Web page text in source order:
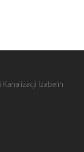
Izabelin